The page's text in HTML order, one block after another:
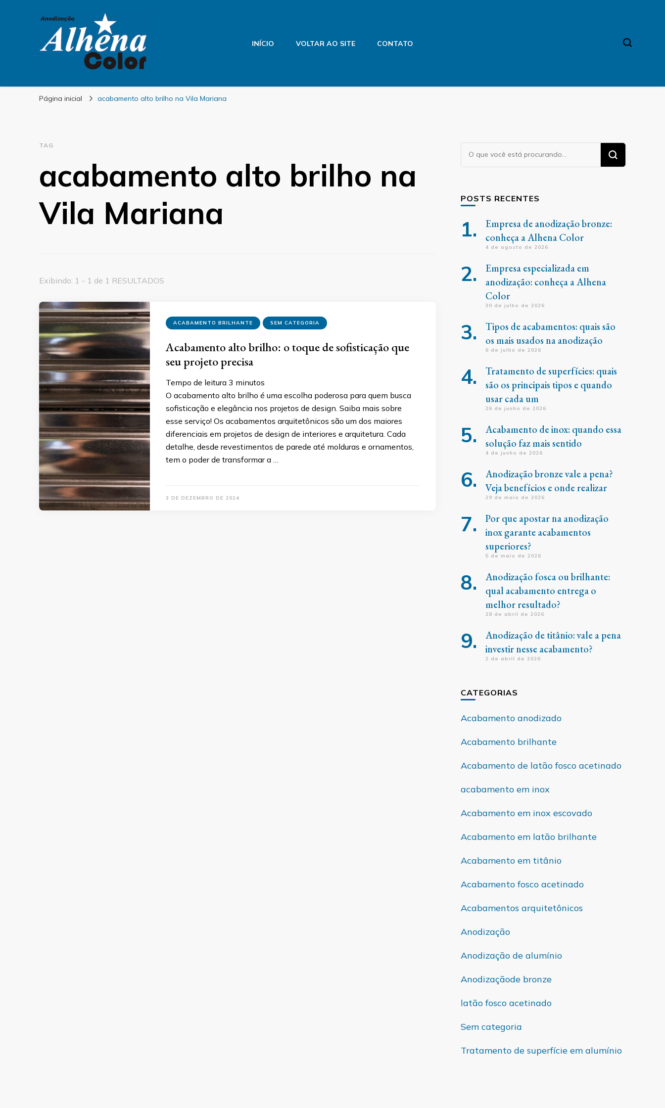
Alhena Color
INÍCIO VOLTAR AO SITE CONTATO
Página inicial acabamento alto brilho na Vila Mariana
TAG
acabamento alto brilho na
Vila Mariana
Exibindo: 1 - 1 de 1 RESULTADOS
ACABAMENTO BRILHANTE SEM CATEGORIA
Acabamento alto brilho: o toque de sofisticação que
seu projeto precisa
Tempo de leitura 3 minutos
O acabamento alto brilho é uma escolha poderosa para quem busca
sofisticação e elegância nos projetos de design. Saiba mais sobre
esse serviço! Os acabamentos arquitetônicos são um dos maiores
diferenciais em projetos de design de interiores e arquitetura. Cada
detalhe, desde revestimentos de parede até molduras e ornamentos,
tem o poder de transformar a …
3 DE DEZEMBRO DE 2024
Procurando
algo?
POSTS RECENTES
Empresa de anodização bronze:
conheça a Alhena Color
4 de agosto de 2026
Empresa especializada em
anodização: conheça a Alhena
Color
30 de julho de 2026
Tipos de acabamentos: quais são
os mais usados na anodização
6 de julho de 2026
Tratamento de superfícies: quais
são os principais tipos e quando
usar cada um
26 de junho de 2026
Acabamento de inox: quando essa
solução faz mais sentido
4 de junho de 2026
Anodização bronze vale a pena?
Veja benefícios e onde realizar
29 de maio de 2026
Por que apostar na anodização
inox garante acabamentos
superiores?
5 de maio de 2026
Anodização fosca ou brilhante:
qual acabamento entrega o
melhor resultado?
28 de abril de 2026
Anodização de titânio: vale a pena
investir nesse acabamento?
2 de abril de 2026
CATEGORIAS
Acabamento anodizado
Acabamento brilhante
Acabamento de latão fosco acetinado
acabamento em inox
Acabamento em inox escovado
Acabamento em latão brilhante
Acabamento em titânio
Acabamento fosco acetinado
Acabamentos arquitetônicos
Anodização
Anodização de alumínio
Anodizaçãode bronze
latão fosco acetinado
Sem categoria
Tratamento de superfície em alumínio